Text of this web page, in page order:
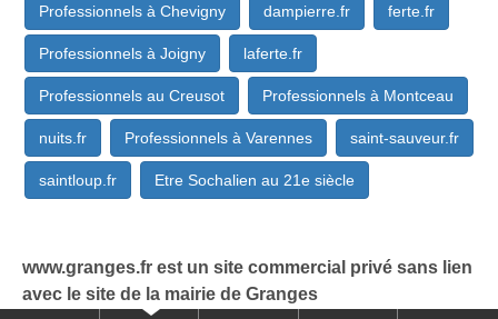
Professionnels à Chevigny dampierre.fr ferte.fr
Professionnels à Joigny laferte.fr
Professionnels au Creusot Professionnels à Montceau
nuits.fr Professionnels à Varennes saint-sauveur.fr
saintloup.fr Etre Sochalien au 21e siècle
www.granges.fr est un site commercial privé sans lien
avec le site de la mairie de Granges